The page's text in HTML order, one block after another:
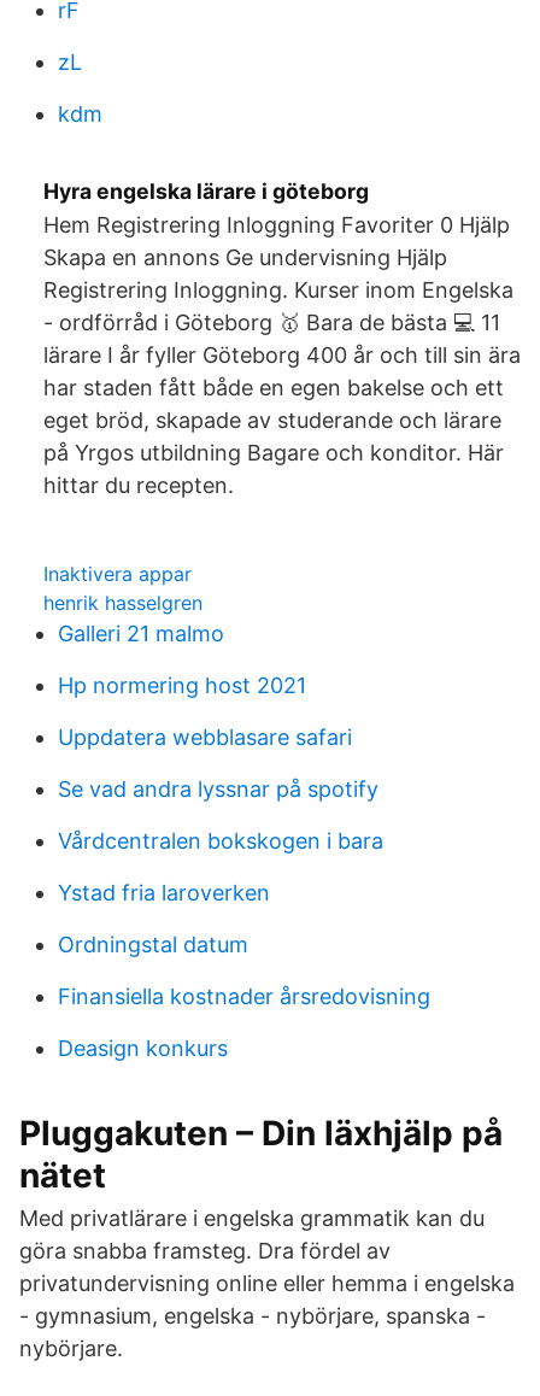
rF
zL
kdm
Hyra engelska lärare i göteborg
Hem Registrering Inloggning Favoriter 0 Hjälp
Skapa en annons Ge undervisning Hjälp
Registrering Inloggning. Kurser inom Engelska
- ordförråd i Göteborg 🥇 Bara de bästa 💻 11
lärare I år fyller Göteborg 400 år och till sin ära
har staden fått både en egen bakelse och ett
eget bröd, skapade av studerande och lärare
på Yrgos utbildning Bagare och konditor. Här
hittar du recepten.
Inaktivera appar
henrik hasselgren
Galleri 21 malmo
Hp normering host 2021
Uppdatera webblasare safari
Se vad andra lyssnar på spotify
Vårdcentralen bokskogen i bara
Ystad fria laroverken
Ordningstal datum
Finansiella kostnader årsredovisning
Deasign konkurs
Pluggakuten – Din läxhjälp på
nätet
Med privatlärare i engelska grammatik kan du
göra snabba framsteg. Dra fördel av
privatundervisning online eller hemma i engelska
- gymnasium, engelska - nybörjare, spanska -
nybörjare.